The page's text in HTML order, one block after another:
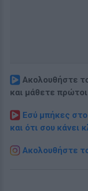
Ακολουθήστε
και μάθετε πρώτοι
Εσύ μπήκες
και ότι σου κάνει
Ακολουθήστε